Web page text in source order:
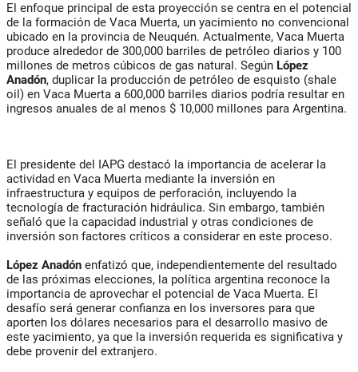
El enfoque principal de esta proyección se centra en el potencial
de la formación de Vaca Muerta, un yacimiento no convencional
ubicado en la provincia de Neuquén. Actualmente, Vaca Muerta
produce alrededor de 300,000 barriles de petróleo diarios y 100
millones de metros cúbicos de gas natural. Según López
Anadón, duplicar la producción de petróleo de esquisto (shale
oil) en Vaca Muerta a 600,000 barriles diarios podría resultar en
ingresos anuales de al menos $ 10,000 millones para Argentina.
El presidente del IAPG destacó la importancia de acelerar la
actividad en Vaca Muerta mediante la inversión en
infraestructura y equipos de perforación, incluyendo la
tecnología de fracturación hidráulica. Sin embargo, también
señaló que la capacidad industrial y otras condiciones de
inversión son factores críticos a considerar en este proceso.
López Anadón enfatizó que, independientemente del resultado
de las próximas elecciones, la política argentina reconoce la
importancia de aprovechar el potencial de Vaca Muerta. El
desafío será generar confianza en los inversores para que
aporten los dólares necesarios para el desarrollo masivo de
este yacimiento, ya que la inversión requerida es significativa y
debe provenir del extranjero.